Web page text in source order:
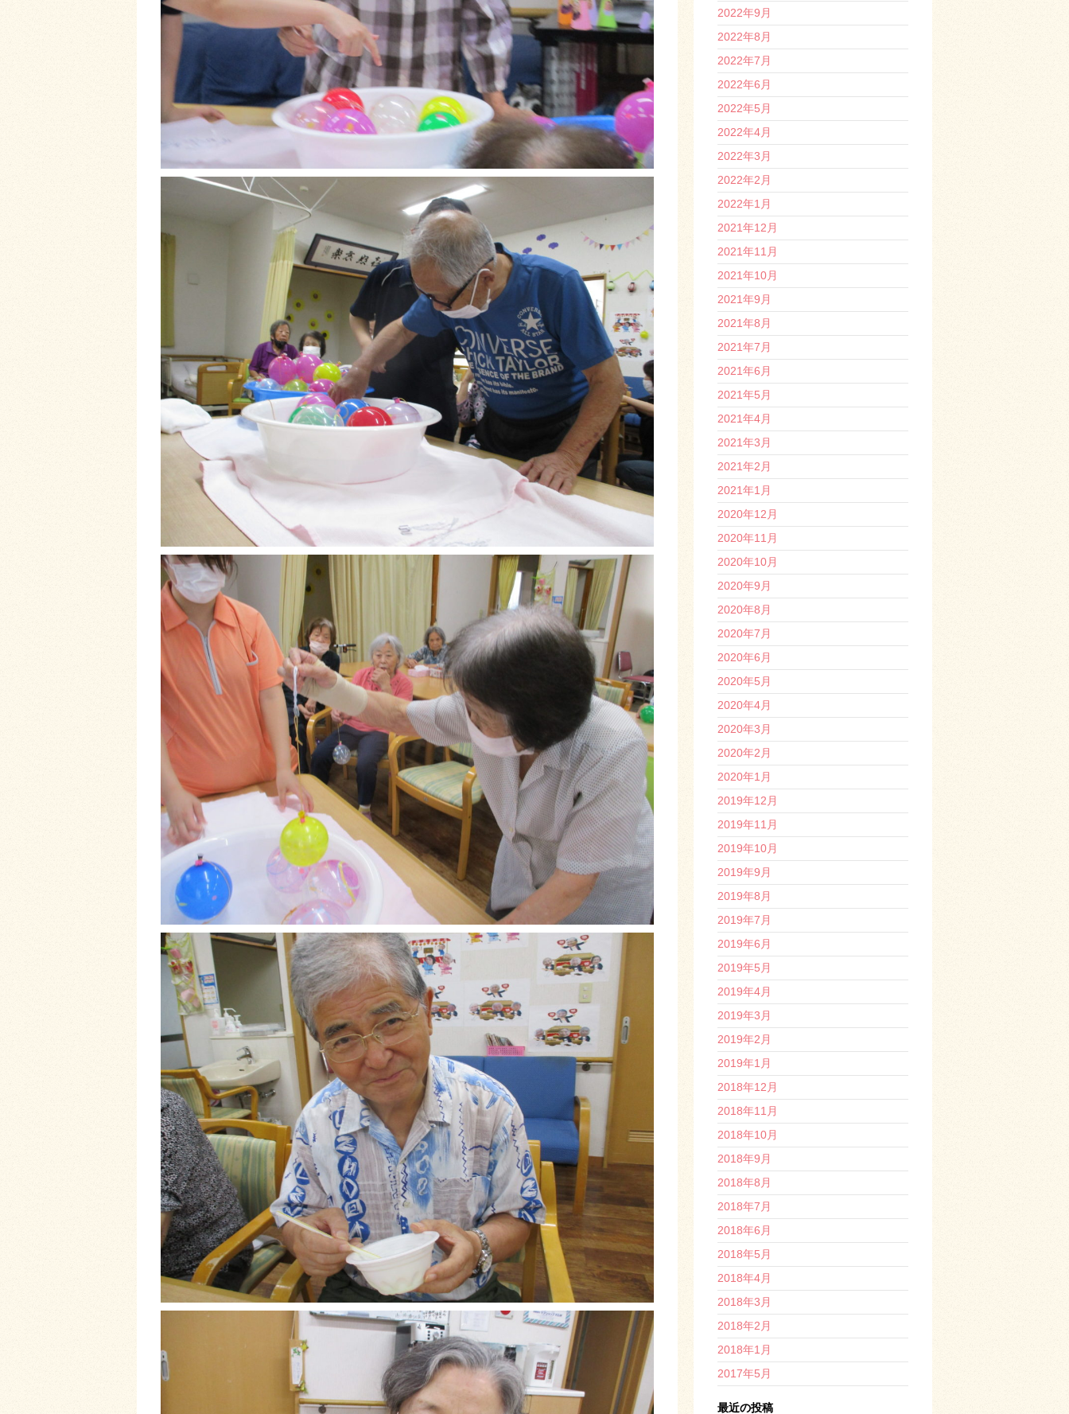
2022年9月
2022年8月
2022年7月
2022年6月
2022年5月
2022年4月
2022年3月
2022年2月
2022年1月
2021年12月
2021年11月
2021年10月
2021年9月
2021年8月
2021年7月
2021年6月
2021年5月
2021年4月
2021年3月
2021年2月
2021年1月
2020年12月
2020年11月
2020年10月
2020年9月
2020年8月
2020年7月
2020年6月
2020年5月
2020年4月
2020年3月
2020年2月
2020年1月
2019年12月
2019年11月
2019年10月
2019年9月
2019年8月
2019年7月
2019年6月
2019年5月
2019年4月
2019年3月
2019年2月
2019年1月
2018年12月
2018年11月
2018年10月
2018年9月
2018年8月
2018年7月
2018年6月
2018年5月
2018年4月
2018年3月
2018年2月
2018年1月
2017年5月
最近の投稿